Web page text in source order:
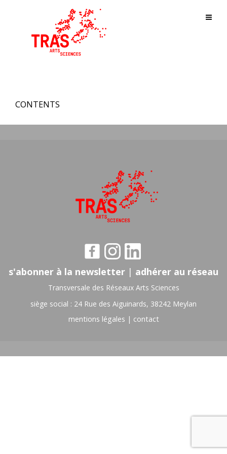
CONTENTS
s'abonner à la newsletter | adhérer au réseau
Transversale des Réseaux Arts Sciences
siège social : 24 Rue des Aiguinards, 38242 Meylan
mentions légales | contact